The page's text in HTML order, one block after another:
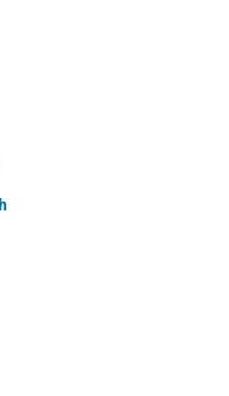
mini Dell Optiplex 3050
máy tính mà còn là một thiết
đâu, tại nhà, văn phòng